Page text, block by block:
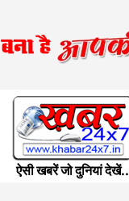
ऐसी खबरें जो दुनियां देखें..